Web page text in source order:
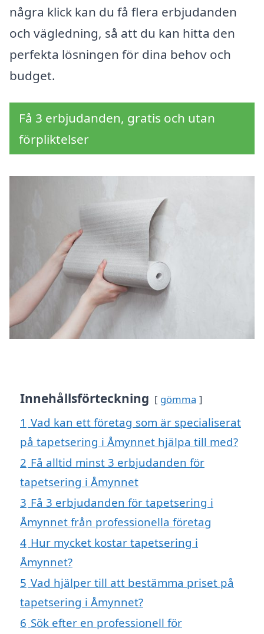
några klick kan du få flera erbjudanden
och vägledning, så att du kan hitta den
perfekta lösningen för dina behov och
budget.
Få 3 erbjudanden, gratis och utan
förpliktelser
Innehållsförteckning gömma
1 Vad kan ett företag som är specialiserat
på tapetsering i Åmynnet hjälpa till med?
2 Få alltid minst 3 erbjudanden för
tapetsering i Åmynnet
3 Få 3 erbjudanden för tapetsering i
Åmynnet från professionella företag
4 Hur mycket kostar tapetsering i
Åmynnet?
5 Vad hjälper till att bestämma priset på
tapetsering i Åmynnet?
6 Sök efter en professionell för